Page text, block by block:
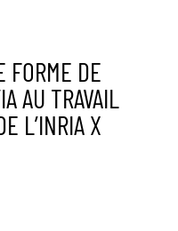
FORME DE
AU TRAVAIL
L’INRIA X